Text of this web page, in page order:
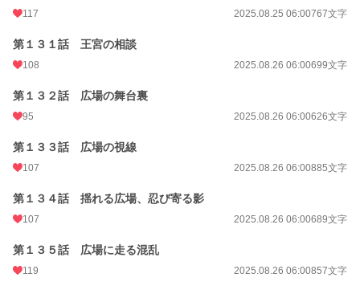
117 2025.08.25 06:00767文字
第１３１話 王宮の相談
108 2025.08.26 06:00699文字
第１３２話 広場の舞台裏
95 2025.08.26 06:00626文字
第１３３話 広場の視線
107 2025.08.26 06:00885文字
第１３４話 揺れる広場、忍び寄る影
107 2025.08.26 06:00689文字
第１３５話 広場に走る混乱
119 2025.08.26 06:00857文字